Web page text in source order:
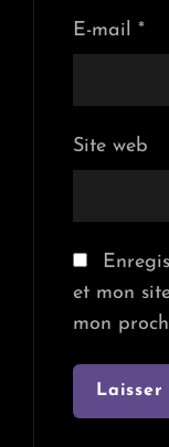
E-mail *
Site web
et mon
mon